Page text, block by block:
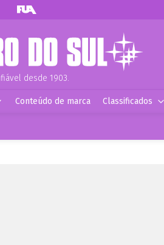
desde 1903.
Conteúdo de marca Classificados